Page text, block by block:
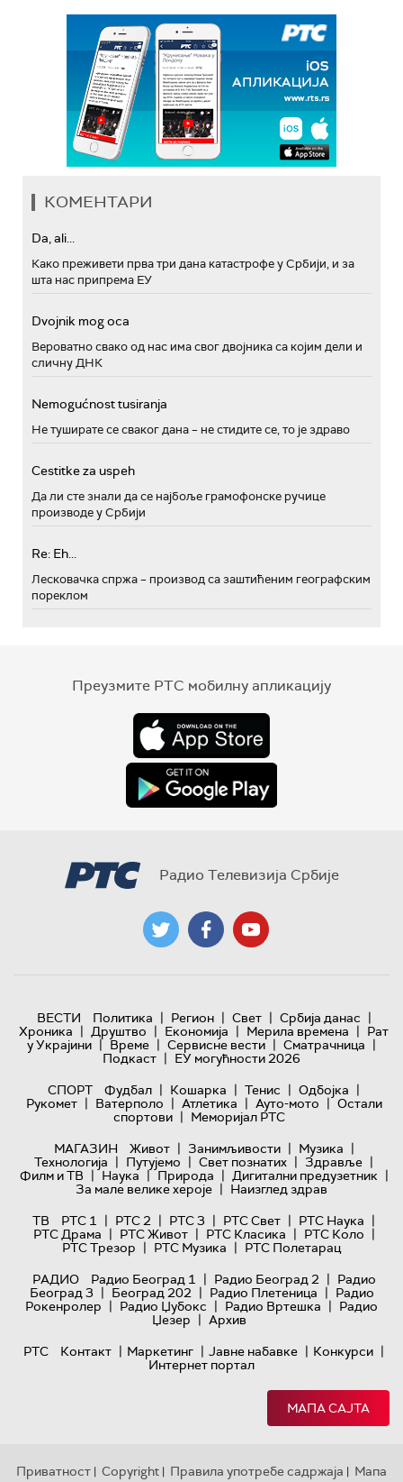
КОМЕНТАРИ
Da, ali...
Како преживети прва три дана катастрофе у Србији, и за
шта нас припрема ЕУ
Dvojnik mog oca
Вероватно свако од нас има свог двојника са којим дели и
сличну ДНК
Nemogućnost tusiranja
Не туширате се сваког дана – не стидите се, то је здраво
Cestitke za uspeh
Да ли сте знали да се најбоље грамофонске ручице
производе у Србији
Re: Eh...
Лесковачка спржа – производ са заштићеним географским
пореклом
Преузмите РТС мобилну апликацију
Радио Телевизија Србије
ВЕСТИ Политика | Регион | Свет | Србија данас |
Хроника | Друштво | Економија | Мерила времена | Рат
у Украјини | Време | Сервисне вести | Сматрачница |
Подкаст | ЕУ могућности 2026
СПОРТ
Фудбал | Кошарка | Тенис | Одбојка |
Рукомет | Ватерполо | Атлетика | Ауто-мото | Остали
спортови | Меморијал РТС
МАГАЗИН
Живот | Занимљивости | Музика |
Технологијa | Путујемо | Свет познатих | Здравље |
Филм и ТВ | Наука | Природа | Дигитални предузетник |
За мале велике хероје | Наизглед здрав
ТВ
РТС 1 | РТС 2 | РТС 3 | РТС Свет | РТС Наука |
РТС Драма | РТС Живот | РТС Класика | РТС Коло |
РТС Трезор | РТС Музика | РТС Полетарац
РАДИО
Радио Београд 1 | Радио Београд 2 | Радио
Београд 3 | Београд 202 | Радио Плетеница | Радио
Рокенролер | Радио Џубокс | Радио Вртешка | Радио
Џезер | Архив
РТС
Контакт | Маркетинг | Јавне набавке | Конкурси |
Интернет портал
МАПА САЈТА
Приватност | Copyright | Правила употребе садржаја | Мапа